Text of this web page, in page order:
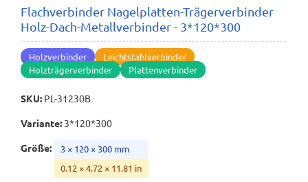
Flachverbinder Nagelplatten-Trägerverbinder
Holz-Dach-Metallverbinder - 3*120*300
Holzverbinder
Leichtstahlverbinder
Holzträgerverbinder
Plattenverbinder
SKU: PL-31230B
Variante: 3*120*300
Größe:
3 × 120 × 300 mm
0.12 × 4.72 × 11.81 in